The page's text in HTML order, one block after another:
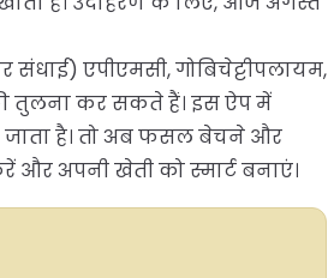
संधाई) एपीएमसी, गोबिचेट्टीपलायम,
तुलना कर सकते हैं। इस ऐप में
जाता है। तो अब फसल बेचने और
अपनी खेती को स्मार्ट बनाएं।